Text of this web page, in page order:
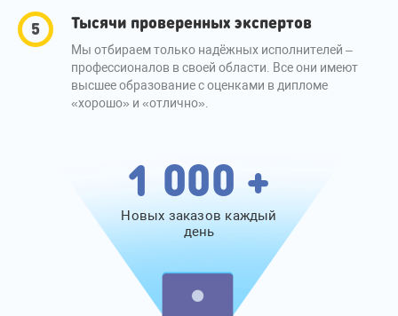
Тысячи проверенных экспертов
Мы отбираем только надёжных исполнителей –
профессионалов в своей области. Все они имеют
высшее образование с оценками в дипломе
«хорошо» и «отлично».
1 000 +
Новых заказов каждый
день